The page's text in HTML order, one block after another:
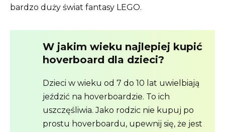
bardzo duży świat fantasy LEGO.
W jakim wieku najlepiej kupić
hoverboard dla dzieci?
Dzieci w wieku od 7 do 10 lat uwielbiają
jeździć na hoverboardzie. To ich
uszczęśliwia. Jako rodzic nie kupuj po
prostu hoverboardu, upewnij się, że jest